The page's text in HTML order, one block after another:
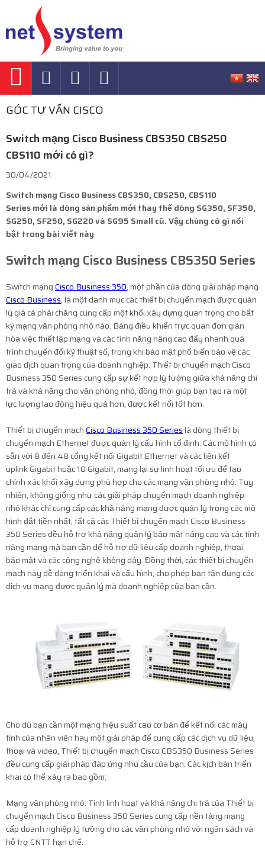
GÓC TƯ VẤN CISCO
Switch mạng Cisco Business CBS350 CBS250
CBS110 mới có gì?
30/04/2021
Switch mạng Cisco Business CBS350, CBS250, CBS110
Series mới là dòng sản phẩm mới thay thế dòng SG350, SF350,
SG250, SF250, SG220 và SG95 Small cũ. Vậy chúng có gì nổi
bật trong bài viết này
Switch mạng Cisco Business CBS350 Series
Switch mạngCisco Business 350, một phần của dòng giải pháp mạng
Cisco Business, là một danh mục các thiết bị chuyển mạch được quản
lý giá cả phải chăng cung cấp một khối xây dựng quan trọng cho bất
kỳ mạng văn phòng nhỏ nào. Bảng điều khiển trực quan đơn giản
hóa việc thiết lập mạng và các tính năng nâng cao đẩy nhanh quá
trình chuyển đổi kỹ thuật số, trong khi bảo mật phổ biến bảo vệ các
giao dịch quan trọng của doanh nghiệp. Thiết bị chuyển mạch Cisco
Business 350 Series cung cấp sự kết hợp lý tưởng giữa khả năng chi
trả và khả năng cho văn phòng nhỏ, đồng thời giúp bạn tạo ra một
lực lượng lao động hiệu quả hơn, được kết nối tốt hơn.
Thiết bị chuyển mạchCisco Business 350 Serieslà dòng thiết bị
chuyển mạch Ethernet được quản lý cấu hình cố định. Các mô hình có
sẵn với 8 đến 48 cổng kết nối Gigabit Ethernet và các liên kết
uplink Gigabit hoặc 10 Gigabit, mang lại sự linh hoạt tối ưu để tạo
chính xác khối xây dựng phù hợp cho các mạng văn phòng nhỏ. Tuy
nhiên, không giống như các giải pháp chuyển mạch doanh nghiệp
nhỏ khác chỉ cung cấp các khả năng mạng được quản lý trong các mô
hình đắt tiền nhất, tất cả các Thiết bị chuyển mạch Cisco Business
350 Series đều hỗ trợ khả năng quản lý bảo mật nâng cao và các tính
năng mạng mà bạn cần để hỗ trợ dữ liệu cấp doanh nghiệp, thoại,
bảo mật và các công nghệ không dây. Đồng thời, các thiết bị chuyển
mạch này dễ dàng triển khai và cấu hình, cho phép bạn tận dụng các
dịch vụ mạng được quản lý mà doanh nghiệp của bạn cần.
Cho dù bạn cần một mạng hiệu suất cao cơ bản để kết nối các máy
tính của nhân viên hay một giải pháp để cung cấp các dịch vụ dữ liệu,
thoại và video, Thiết bị chuyển mạch Cisco CBS350 Business Series
đều cung cấp giải pháp đáp ứng nhu cầu của bạn. Các kịch bản triển
khai có thể xảy ra bao gồm:
Mạng văn phòng nhỏ: Tính linh hoạt và khả năng chi trả của Thiết bị
chuyển mạch Cisco Business 350 Series cung cấp nền tảng mạng
cấp doanh nghiệp lý tưởng cho các văn phòng nhỏ với ngân sách và
hỗ trợ CNTT hạn chế.